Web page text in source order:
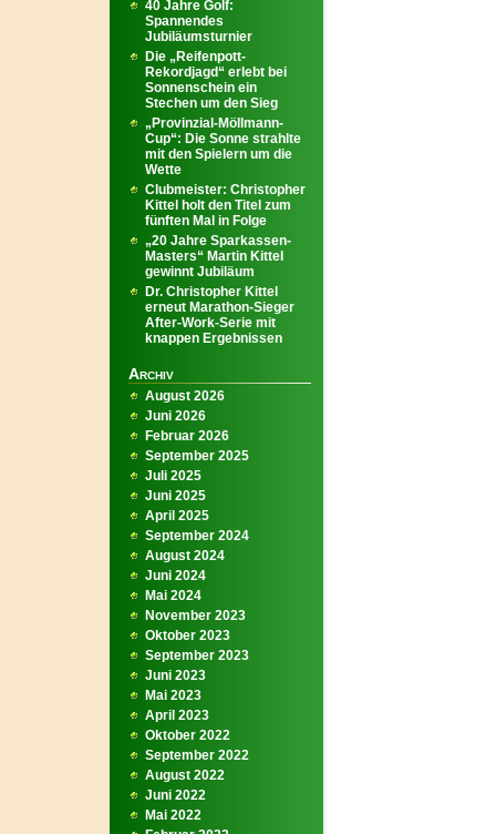
40 Jahre Golf:
Spannendes
Jubiläumsturnier
Die „Reifenpott-
Rekordjagd“ erlebt bei
Sonnenschein ein
Stechen um den Sieg
„Provinzial-Möllmann-
Cup“: Die Sonne strahlte
mit den Spielern um die
Wette
Clubmeister: Christopher
Kittel holt den Titel zum
fünften Mal in Folge
„20 Jahre Sparkassen-
Masters“ Martin Kittel
gewinnt Jubiläum
Dr. Christopher Kittel
erneut Marathon-Sieger
After-Work-Serie mit
knappen Ergebnissen
Archiv
August 2026
Juni 2026
Februar 2026
September 2025
Juli 2025
Juni 2025
April 2025
September 2024
August 2024
Juni 2024
Mai 2024
November 2023
Oktober 2023
September 2023
Juni 2023
Mai 2023
April 2023
Oktober 2022
September 2022
August 2022
Juni 2022
Mai 2022